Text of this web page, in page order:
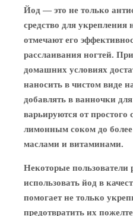
Йод — это не только
средство для
отмечают его
расслаивания ногтей.
домашних условиях
наносить в чистом виде
добавлять в ванночки
варьируются от
лимонным соком до
маслами и витаминами.
Некоторые пользователи
использовать йод в
помогает не только
предотвратить их